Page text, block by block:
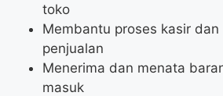
toko
Membantu proses kasir dan
penjualan
Menerima dan menata
masuk